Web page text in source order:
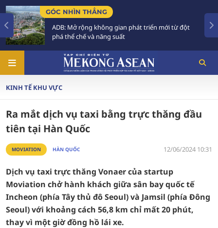
THẲNG
Mở rộng không gian phát triển mới từ đột
chế và năng suất
TIÊU
Tăng
Phải
KINH TẾ KHU VỰC
Ra mắt dịch vụ taxi bằng trực thăng đầu
tiên tại Hàn Quốc
MOVIATION HÀN QUỐC 12/06/2024 10:31
Dịch vụ taxi trực thăng Vonaer của startup
Moviation chở hành khách giữa sân bay quốc tế
Incheon (phía Tây thủ đô Seoul) và Jamsil (phía Đông
Seoul) với khoảng cách 56,8 km chỉ mất 20 phút,
thay vì một giờ đồng hồ lái xe.